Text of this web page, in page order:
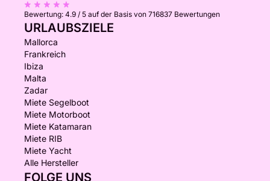
Bewertung: 4.9 / 5 auf der Basis von 716837 Bewertungen
URLAUBSZIELE
Mallorca
Frankreich
Ibiza
Malta
Zadar
Miete Segelboot
Miete Motorboot
Miete Katamaran
Miete RIB
Miete Yacht
Alle Hersteller
FOLGE UNS